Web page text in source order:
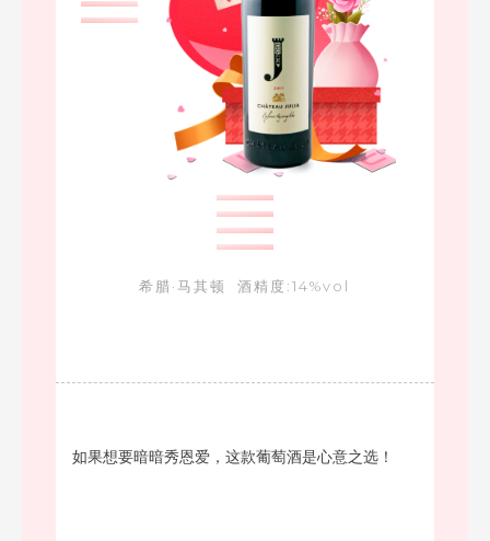
希腊·马其顿 酒精度:14%vol
如果想要暗暗秀恩爱，这款葡萄酒是心意之选！